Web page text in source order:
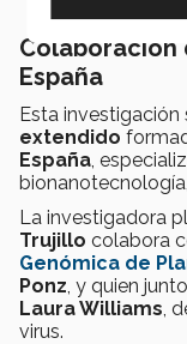
Colaboración
España
Esta investigación
extendido
España ,
La investigadora
Trujillo colabora
Genómica de
Ponz , y quien
Laura Williams ,
virus.